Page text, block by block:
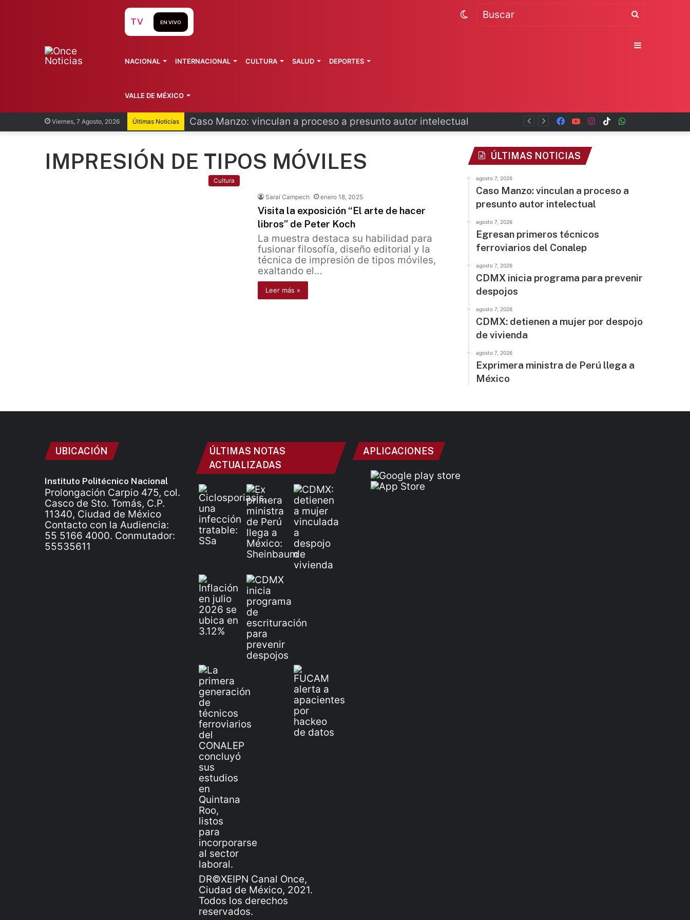
Viernes, 7 Agosto, 2026 Últimas Noticias Caso Manzo: vinculan a proceso a presunto autor intelectual TikTok
Instagram
YouTube
Facebook
TV EN VIVO
NACIONAL INTERNACIONAL CULTURA SALUD DEPORTES
VALLE DE MÉXICO
Switch
IMPRESIÓN DE TIPOS MÓVILES
Cultura
Saraí Campech enero 18, 2025
Visita la exposición “El arte de hacer
libros” de Peter Koch
La muestra destaca su habilidad para
fusionar filosofía, diseño editorial y la
técnica de impresión de tipos móviles,
exaltando el…
Leer más »
ÚLTIMAS NOTICIAS
agosto 7, 2026
Caso Manzo: vinculan a proceso a
presunto autor intelectual
agosto 7, 2026
Egresan primeros técnicos
ferroviarios del Conalep
agosto 7, 2026
CDMX inicia programa para prevenir
despojos
agosto 7, 2026
CDMX: detienen a mujer por despojo
de vivienda
agosto 7, 2026
Exprimera ministra de Perú llega a
México
UBICACIÓN
Instituto Politécnico Nacional
Prolongación Carpio 475, col.
Casco de Sto. Tomás, C.P.
11340, Ciudad de México
Contacto con la Audiencia:
55 5166 4000. Conmutador:
55535611
ÚLTIMAS NOTAS
ACTUALIZADAS
DR©XEIPN Canal Once,
Ciudad de México, 2021.
Todos los derechos
reservados.
APLICACIONES